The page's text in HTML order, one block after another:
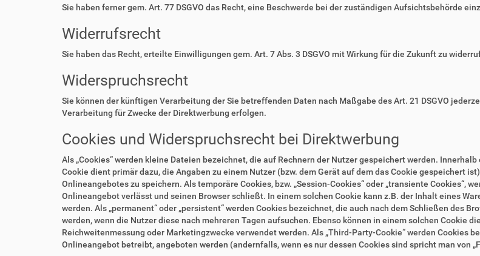
Sie haben ferner gem. Art. 77 DSGVO das Recht, eine Beschwerde bei der zuständigen Aufsichtsbehörde
Widerrufsrecht
Sie haben das Recht, erteilte Einwilligungen gem. Art. 7 Abs. 3 DSGVO mit Wirkung für die Zukunft zu
Widerspruchsrecht
Sie können der künftigen Verarbeitung der Sie betreffenden Daten nach Maßgabe des Art. 21 DSGVO
Verarbeitung für Zwecke der Direktwerbung erfolgen.
Cookies und Widerspruchsrecht bei Direktwerbung
Als „Cookies“ werden kleine Dateien bezeichnet, die auf Rechnern der Nutzer gespeichert werden.
Cookie dient primär dazu, die Angaben zu einem Nutzer (bzw. dem Gerät auf dem das Cookie gespeichert
Onlineangebotes zu speichern. Als temporäre Cookies, bzw. „Session-Cookies“ oder „transiente Cookies“,
Onlineangebot verlässt und seinen Browser schließt. In einem solchen Cookie kann z.B. der Inhalt eines
werden. Als „permanent“ oder „persistent“ werden Cookies bezeichnet, die auch nach dem Schließen des
werden, wenn die Nutzer diese nach mehreren Tagen aufsuchen. Ebenso können in einem solchen Cookie
Reichweitenmessung oder Marketingzwecke verwendet werden. Als „Third-Party-Cookie“ werden Cookies
Onlineangebot betreibt, angeboten werden (andernfalls, wenn es nur dessen Cookies sind spricht man von